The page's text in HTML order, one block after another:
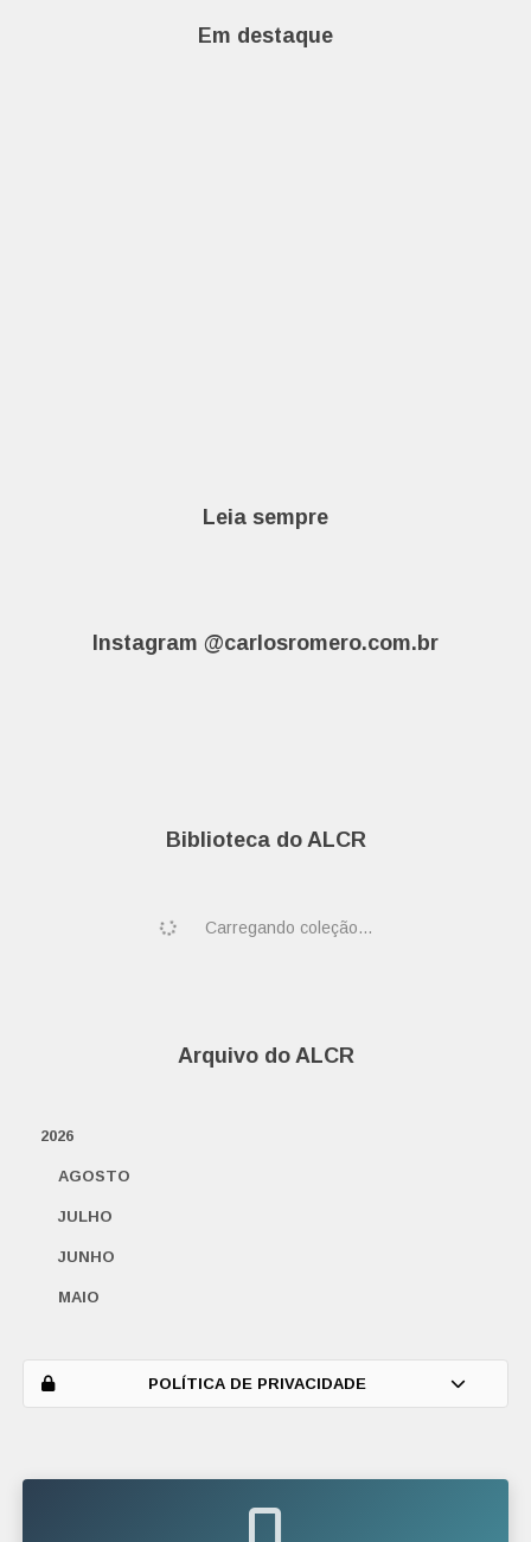
Em destaque
Leia sempre
Instagram @carlosromero.com.br
Biblioteca do ALCR
Carregando coleção...
Arquivo do ALCR
2026
AGOSTO
JULHO
JUNHO
MAIO
POLÍTICA DE PRIVACIDADE